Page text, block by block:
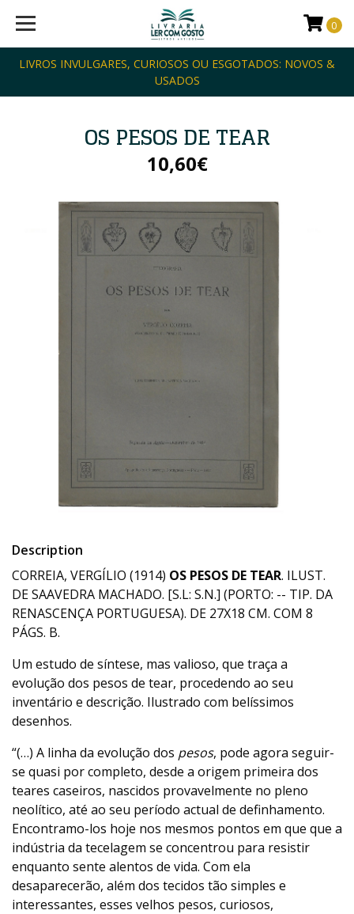
LIVROS INVULGARES, CURIOSOS OU ESGOTADOS: NOVOS &
USADOS
0
OS PESOS DE TEAR
10,60€
Description
CORREIA, VERGÍLIO (1914) OS PESOS DE TEAR. ILUST.
DE SAAVEDRA MACHADO. [S.L: S.N.] (PORTO: -- TIP. DA
RENASCENÇA PORTUGUESA). DE 27X18 CM. COM 8
PÁGS. B.
Um estudo de síntese, mas valioso, que traça a
evolução dos pesos de tear, procedendo ao seu
inventário e descrição. Ilustrado com belíssimos
desenhos.
“(…) A linha da evolução dos pesos, pode agora seguir-
se quasi por completo, desde a origem primeira dos
teares caseiros, nascidos provavelmente no pleno
neolítico, até ao seu período actual de definhamento.
Encontramo-los hoje nos mesmos pontos em que que a
indústria da tecelagem se concentrou para resistir
enquanto sente alentos de vida. Com ela
desaparecerão, além dos tecidos tão simples e
interessantes, esses velhos pesos, curiosos,